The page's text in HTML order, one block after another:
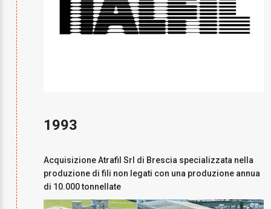
1993
Acquisizione Atrafil Srl di Brescia specializzata nella
produzione di fili non legati con una produzione annua
di 10.000 tonnellate